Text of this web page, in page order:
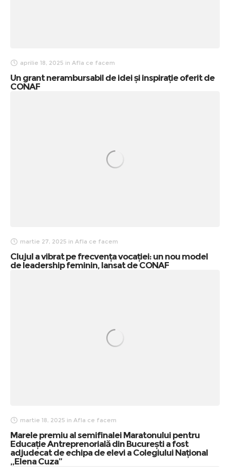
aprilie 18, 2025 in Afla ce facem
Un grant nerambursabil de idei și inspirație oferit de
CONAF
martie 27, 2025 in Afla ce facem
Clujul a vibrat pe frecvența vocației: un nou model
de leadership feminin, lansat de CONAF
martie 18, 2025 in Afla ce facem
Marele premiu al semifinalei Maratonului pentru
Educație Antreprenorială din București a fost
adjudecat de echipa de elevi a Colegiului Național
,,Elena Cuza”